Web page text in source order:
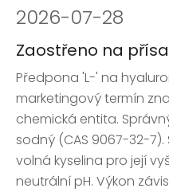
2026-07-28
Předpona 'L-' na
marketingový termín
chemická entita.
sodný (CAS 9067-32-
volná kyselina pro její
neutrální pH. Výkon